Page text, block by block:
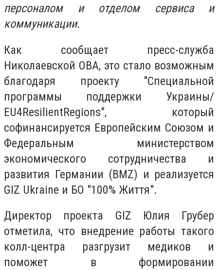
персоналом и отделом сервиса и
коммуникации.
Как сообщает пресс-служба
Николаевской ОВА, это стало возможным
благодаря проекту "Специальной
программы поддержки Украины/
EU4ResilientRegions", который
софинансируется Европейским Союзом и
Федеральным министерством
экономического сотрудничества и
развития Германии (BMZ) и реализуется
GIZ Ukraine и БО "100% Життя".
Директор проекта GIZ Юлия Грубер
отметила, что внедрение работы такого
колл-центра разгрузит медиков и
поможет в формировании